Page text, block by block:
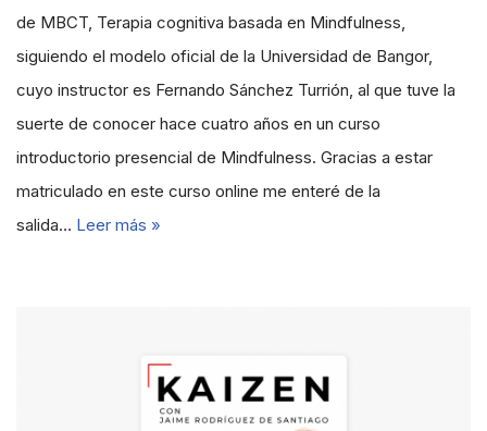
de MBCT, Terapia cognitiva basada en Mindfulness,
siguiendo el modelo oficial de la Universidad de Bangor,
cuyo instructor es Fernando Sánchez Turrión, al que tuve la
suerte de conocer hace cuatro años en un curso
introductorio presencial de Mindfulness. Gracias a estar
matriculado en este curso online me enteré de la
salida… Leer más »